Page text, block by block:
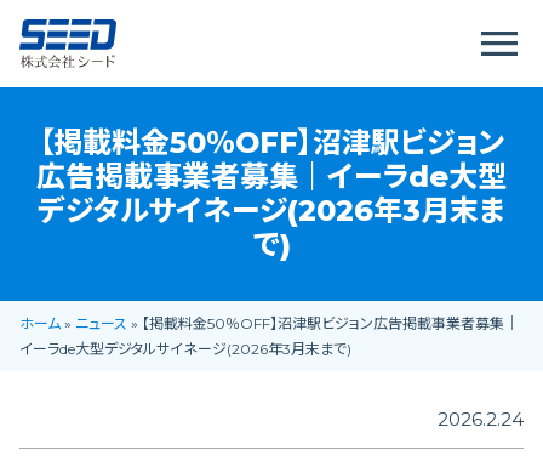
menu
【掲載料金50％OFF】沼津駅ビジョン
広告掲載事業者募集｜イーラde大型
デジタルサイネージ(2026年3月末ま
で)
ホーム » ニュース » 【掲載料金50％OFF】沼津駅ビジョン広告掲載事業者募集｜
イーラde大型デジタルサイネージ(2026年3月末まで)
2026.2.24